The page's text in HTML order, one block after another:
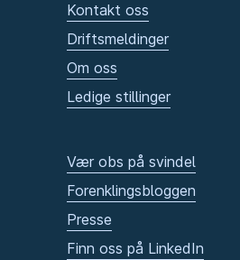
Kontakt oss
Driftsmeldinger
Om oss
Ledige stillinger
Vær obs på svindel
Forenklingsbloggen
Presse
Finn oss på LinkedIn